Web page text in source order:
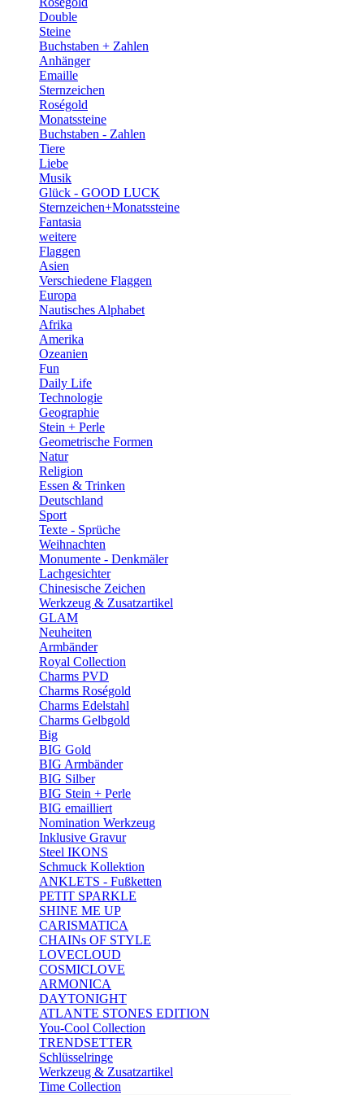
Double
Steine
Buchstaben + Zahlen
Anhänger
Emaille
Sternzeichen
Roségold
Monatssteine
Buchstaben - Zahlen
Tiere
Liebe
Musik
Glück - GOOD LUCK
Sternzeichen+Monatssteine
Fantasia
weitere
Flaggen
Asien
Verschiedene Flaggen
Europa
Nautisches Alphabet
Afrika
Amerika
Ozeanien
Fun
Daily Life
Technologie
Geographie
Stein + Perle
Geometrische Formen
Natur
Religion
Essen & Trinken
Deutschland
Sport
Texte - Sprüche
Weihnachten
Monumente - Denkmäler
Lachgesichter
Chinesische Zeichen
Werkzeug & Zusatzartikel
GLAM
Neuheiten
Armbänder
Royal Collection
Charms PVD
Charms Roségold
Charms Edelstahl
Charms Gelbgold
Big
BIG Gold
BIG Armbänder
BIG Silber
BIG Stein + Perle
BIG emailliert
Nomination Werkzeug
Inklusive Gravur
Steel IKONS
Schmuck Kollektion
ANKLETS - Fußketten
PETIT SPARKLE
SHINE ME UP
CARISMATICA
CHAINs OF STYLE
LOVECLOUD
COSMICLOVE
ARMONICA
DAYTONIGHT
ATLANTE STONES EDITION
You-Cool Collection
TRENDSETTER
Schlüsselringe
Werkzeug & Zusatzartikel
Time Collection